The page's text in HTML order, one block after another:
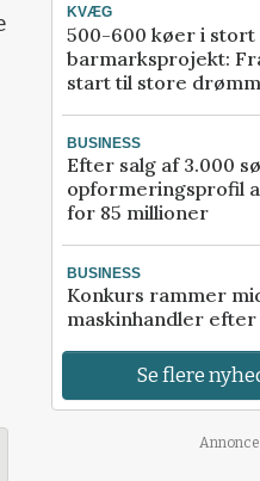
KVÆG
500-600 køer i stort
barmarksprojekt:
start til store
BUSINESS
Efter salg af 3.000
opformeringsprofil
for 85 millioner
BUSINESS
Konkurs rammer
maskinhandler
Se flere
Annonce